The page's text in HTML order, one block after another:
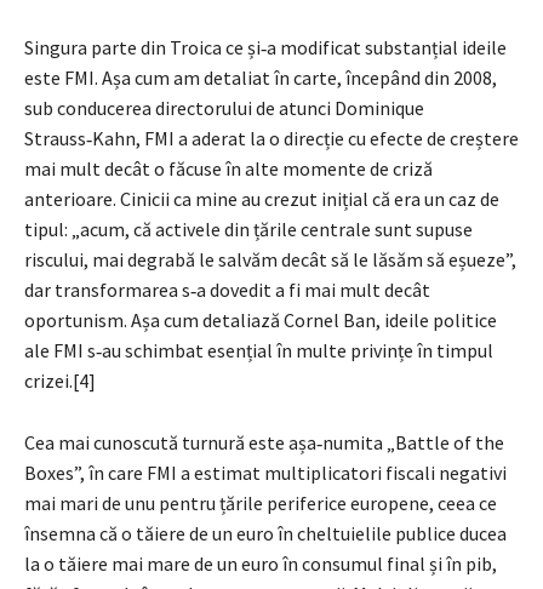
Singura parte din Troica ce și‑a modificat substanțial ideile
este FMI. Așa cum am detaliat în carte, începând din 2008,
sub conducerea directorului de atunci Dominique
Strauss‑Kahn, FMI a aderat la o direcție cu efecte de creștere
mai mult decât o făcuse în alte momente de criză
anterioare. Cinicii ca mine au crezut inițial că era un caz de
tipul: „acum, că activele din țările centrale sunt supuse
riscului, mai degrabă le salvăm decât să le lăsăm să eșueze”,
dar transformarea s‑a dovedit a fi mai mult decât
oportunism. Așa cum detaliază Cornel Ban, ideile politice
ale FMI s‑au schimbat esențial în multe privințe în timpul
crizei.[4]
Cea mai cunoscută turnură este așa‑numita „Battle of the
Boxes”, în care FMI a estimat multiplicatori fiscali negativi
mai mari de unu pentru țările periferice europene, ceea ce
însemna că o tăiere de un euro în cheltuielile publice ducea
la o tăiere mai mare de un euro în consumul final și în pib,